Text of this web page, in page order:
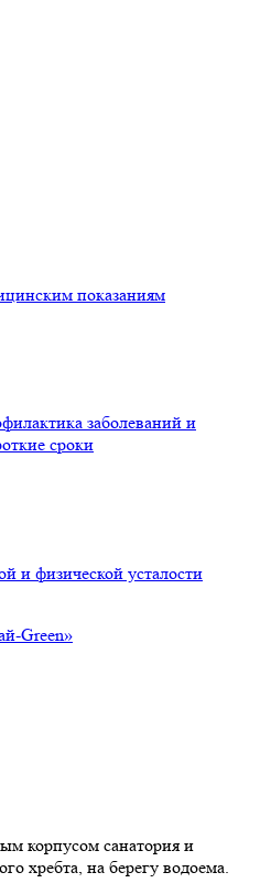
показаниям
заболеваний и
сроки
и физической усталости
Green»
корпусом санатория и
хребта, на берегу водоема.